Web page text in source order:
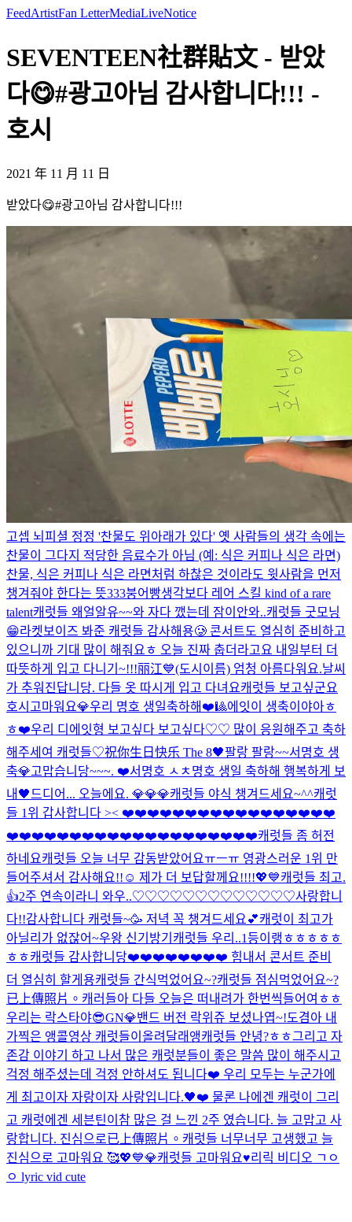
FeedArtistFan LetterMediaLiveNotice
SEVENTEEN社群貼文 - 받았
다😋#광고아님 감사합니다!!! -
호시
2021 年 11 月 11 日
받았다😋#광고아님 감사합니다!!!
고셉 뇌피셜 정정 '찬물도 위아래가 있다' 옛 사람들의 생각 속에는
찬물이 그다지 적당한 음료수가 아님 (예: 식은 커피나 식은 라면)
찬물, 식은 커피나 식은 라면처럼 하찮은 것이라도 윗사람을 먼저
챙겨줘야 한다는 뜻333붕어빵생각보다 레어 스킬 kind of a rare
talent캐럿들 왜얼알유~~와 자다 깼는데 잠이안와..캐럿들 굿모닝
😁라켓보이즈 봐준 캐럿들 감사해용🥲 콘서트도 열심히 준비하고
있으니까 기대 많이 해줘요ㅎ 오늘 진짜 춥더라고요 내일부터 더
따뜻하게 입고 다니기~!!!丽江💙(도시이름) 엄청 아름다워요.날씨
가 추워진답니당. 다들 옷 따시게 입고 다녀요캐럿들 보고싶군요
호시 고마워요💎우리 명호 생일축하해❤️🎱에잇이 생축이야아ㅎ
ㅎ❤️우리 디에잇형 보고싶다 보고싶다♡♡ 많이 응원해주고 축하
해주세여 캐럿들♡祝你生日快乐 The 8🖤팔랑 팔랑~~서명호 생
축💎고맙습니당~~~. ❤️서명호 ㅅㅊ 명호 생일 축하해 행복하게 보
내🖤 드디어... 오늘에요. 💎💎💎캐럿들 야식 챙겨드세요~^^캐럿
들 1위 갑사합니다 >< ❤️❤️❤️❤️❤️❤️❤️❤️❤️❤️❤️❤️❤️❤️❤️❤️❤️
❤️❤️❤️❤️❤️❤️❤️❤️❤️❤️❤️❤️❤️❤️❤️❤️❤️❤️❤️❤️캐럿들 좀 허전
하네요캐럿들 오늘 너무 감동받았어요ㅠㅡㅠ 영광스러운 1위 만
들어주셔서 감사해요!!☺️ 제가 더 보답할께요!!!!💖💙캐럿들 최고.
👍2주 연속이라니 와우..♡♡♡♡♡♡♡♡♡♡♡♡♡사랑합니
다!!감사합니다 캐럿들~🥳 저녁 꼭 챙겨드세요💕캐럿이 최고가
아닐리가 없잖어~우왕 신기방기 캐럿들 우리..1등이랭ㅎㅎㅎㅎㅎ
ㅎㅎ캐럿들 감사합니당❤️❤️❤️❤️❤️❤️❤️❤️ 힘내서 콘서트 준비
더 열심히 할게용캐럿들 간식먹었어요~?캐럿들 점심먹었어요~?
已上傳照片。 캐러들아 다들 오늘은 떠내려가 한번씩들어여ㅎㅎ
우리는 락스타야😎GN💎밴드 버전 락위쥬 보셨나엽~!도겸아 내
가찍은 앵콜영상 캐럿들이올려달래앵캐럿들 안녕?ㅎㅎ그리고 자
존감 이야기 하고 나서 많은 캐럿분들이 좋은 말씀 많이 해주시고
걱정 해주셨는데 걱정 안하셔도 됩니다❤️ 우리 모두는 누군가에
게 최고이자 자랑이자 사랑입니다.🖤❤️ 물론 나에겐 캐럿이 그리
고 캐럿에겐 세븐틴이 참 많은 걸 느낀 2주 였습니다. 늘 고맙고 사
랑합니다. 진심으로已上傳照片。 캐럿들 너무너무 고생했고 늘
진심으로 고마워요 🥰💖💙💎캐럿들 고마워요♥️리릭 비디오 ㄱㅇ
ㅇ lyric vid cute